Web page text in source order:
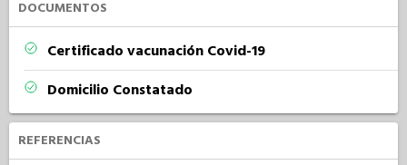
DOCUMENTOS
Certificado vacunación Covid-19
Domicilio Constatado
REFERENCIAS